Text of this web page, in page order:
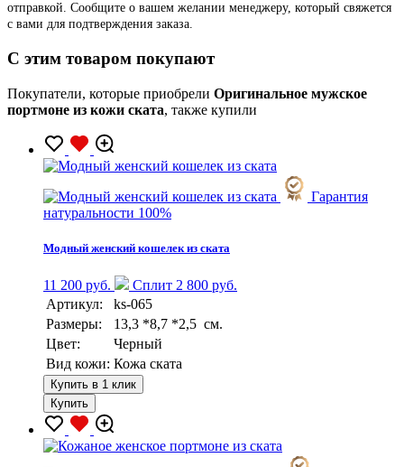
отправкой. Сообщите о вашем желании менеджеру, который свяжется
с вами для подтверждения заказа.
C этим товаром покупают
Покупатели, которые приобрели Оригинальное мужское
портмоне из кожи ската, также купили
Гарантия
натуральности 100%
Модный женский кошелек из ската
11 200 руб.
Сплит 2 800 руб.
Артикул:
ks-065
Размеры:
13,3 *8,7 *2,5 см.
Цвет:
Черный
Вид кожи: Кожа ската
Купить в 1 клик
Купить